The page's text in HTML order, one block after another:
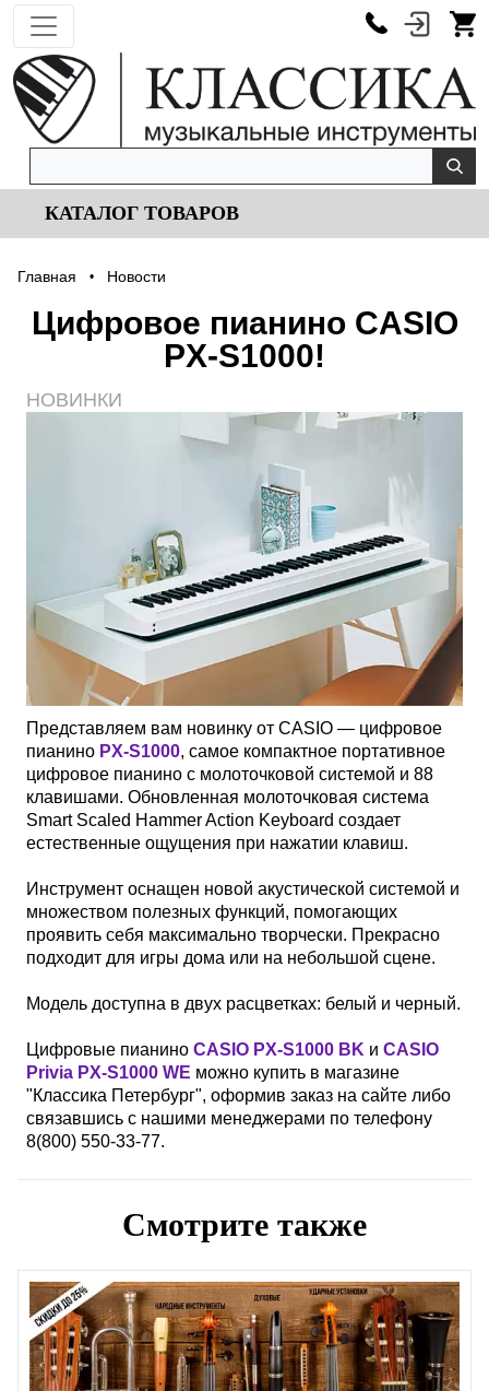
КАТАЛОГ ТОВАРОВ
Главная • Новости
Цифровое пианино CASIO
PX-S1000!
НОВИНКИ
Представляем вам новинку от CASIO — цифровое
пианино PX-S1000, самое компактное портативное
цифровое пианино с молоточковой системой и 88
клавишами. Обновленная молоточковая система
Smart Scaled Hammer Action Keyboard создает
естественные ощущения при нажатии клавиш.
Инструмент оснащен новой акустической системой и
множеством полезных функций, помогающих
проявить себя максимально творчески. Прекрасно
подходит для игры дома или на небольшой сцене.
Модель доступна в двух расцветках: белый и черный.
Цифровые пианино CASIO PX-S1000 BK и CASIO
Privia PX-S1000 WE можно купить в магазине
"Классика Петербург", оформив заказ на сайте либо
связавшись с нашими менеджерами по телефону
8(800) 550-33-77.
Смотрите также